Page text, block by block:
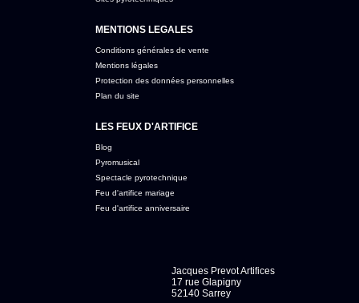
MENTIONS LEGALES
Conditions générales de vente
Mentions légales
Protection des données personnelles
Plan du site
LES FEUX D'ARTIFICE
Blog
Pyromusical
Spectacle pyrotechnique
Feu d'artifice mariage
Feu d'artifice anniversaire
Jacques Prevot Artifices
17 rue Glapigny
52140 Sarrey